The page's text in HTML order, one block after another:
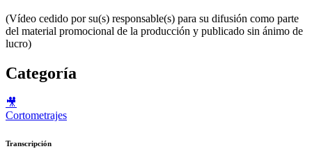
(Vídeo cedido por su(s) responsable(s) para su difusión como parte
del material promocional de la producción y publicado sin ánimo de
lucro)
Categoría
🎥
Cortometrajes
Transcripción